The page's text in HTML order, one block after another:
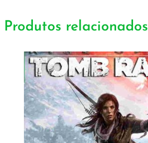
Produtos relacionados